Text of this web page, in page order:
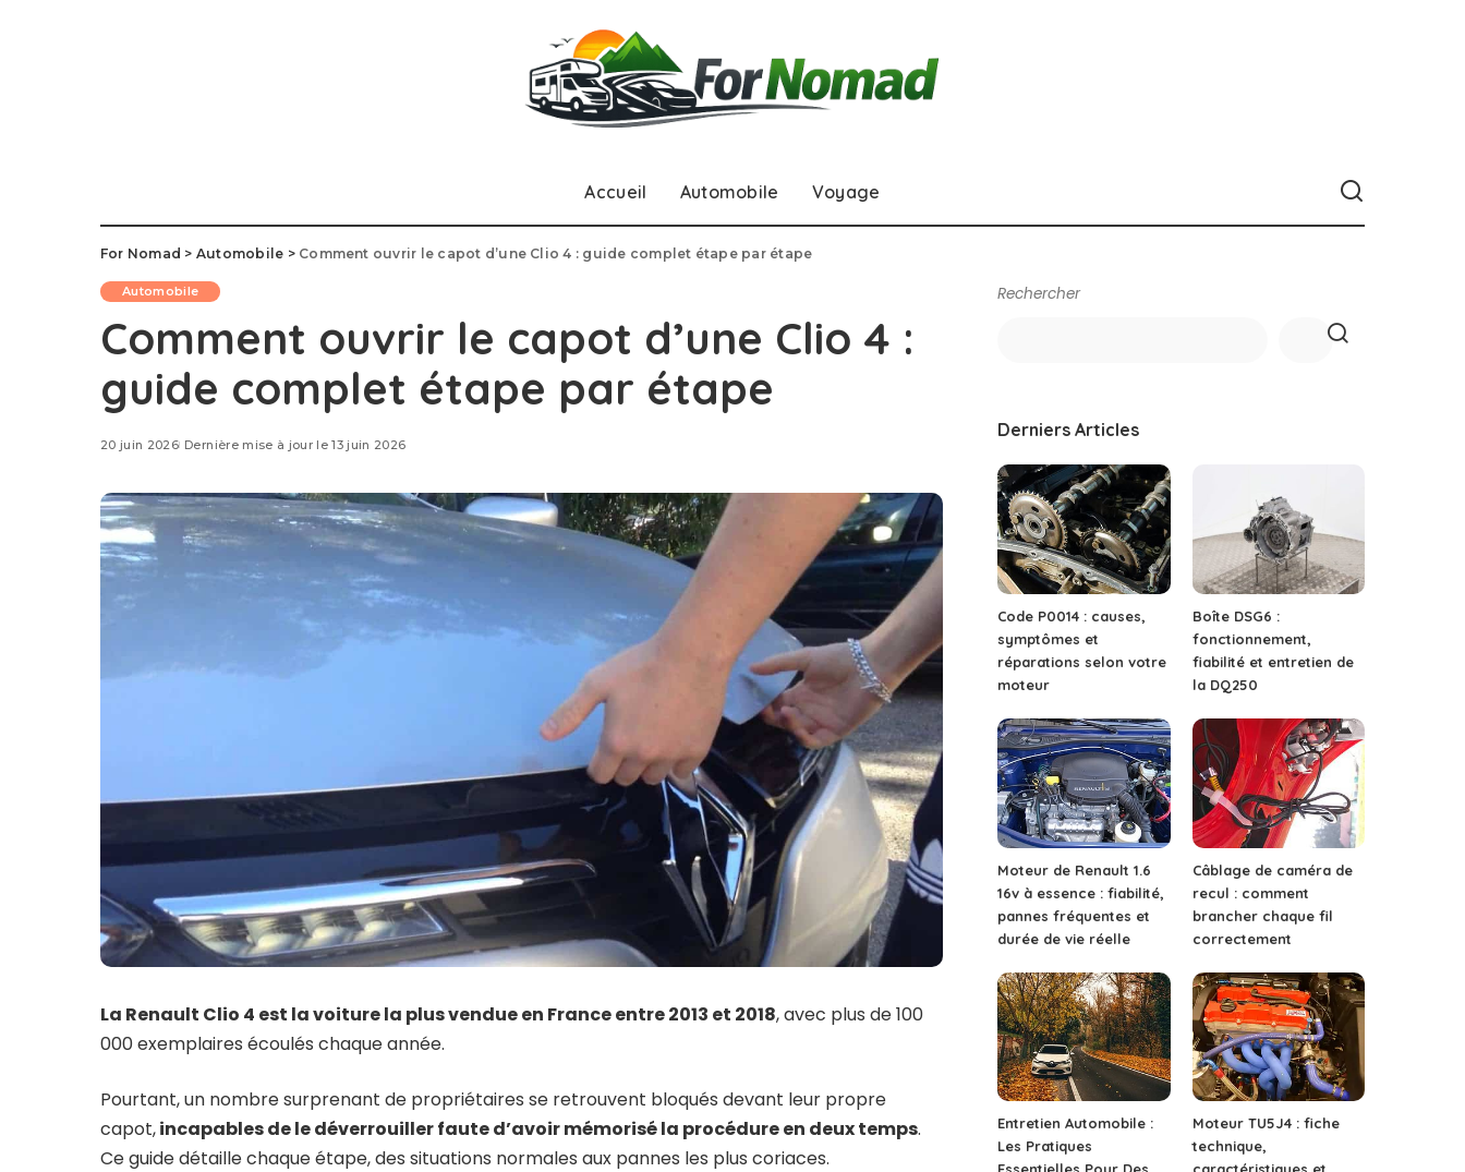
Accueil Automobile Voyage
For Nomad > Automobile > Comment ouvrir le capot d’une Clio 4 : guide complet étape par étape
Automobile
Comment ouvrir le capot d’une Clio 4 :
guide complet étape par étape
20 juin 2026 Dernière mise à jour le 13 juin 2026
La Renault Clio 4 est la voiture la plus vendue en France entre 2013 et 2018, avec plus de 100
000 exemplaires écoulés chaque année.
Pourtant, un nombre surprenant de propriétaires se retrouvent bloqués devant leur propre
capot,incapables de le déverrouiller faute d’avoir mémorisé la procédure en deux temps.
Ce guide détaille chaque étape, des situations normales aux pannes les plus coriaces.
Rechercher
Derniers Articles
Code P0014 : causes,
symptômes et
réparations selon votre
moteur
Boîte DSG6 :
fonctionnement,
fiabilité et entretien de
la DQ250
Moteur de Renault 1.6
16v à essence : fiabilité,
pannes fréquentes et
durée de vie réelle
Câblage de caméra de
recul : comment
brancher chaque fil
correctement
Entretien Automobile :
Les Pratiques
Moteur TU5J4 : fiche
technique,